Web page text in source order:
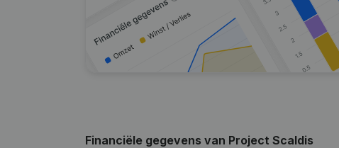
Financiële gegevens van Project Scaldis